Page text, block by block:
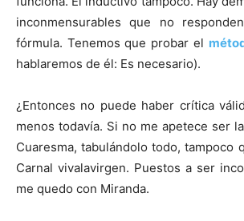
inconmensurables que no
fórmula. Tenemos que probar el
hablaremos de él: Es necesario).
¿Entonces no puede haber crítica
menos todavía. Si no me apetece ser
Cuaresma, tabulándolo todo, tampoco
Carnal vivalavirgen. Puestos a ser
me quedo con Miranda.